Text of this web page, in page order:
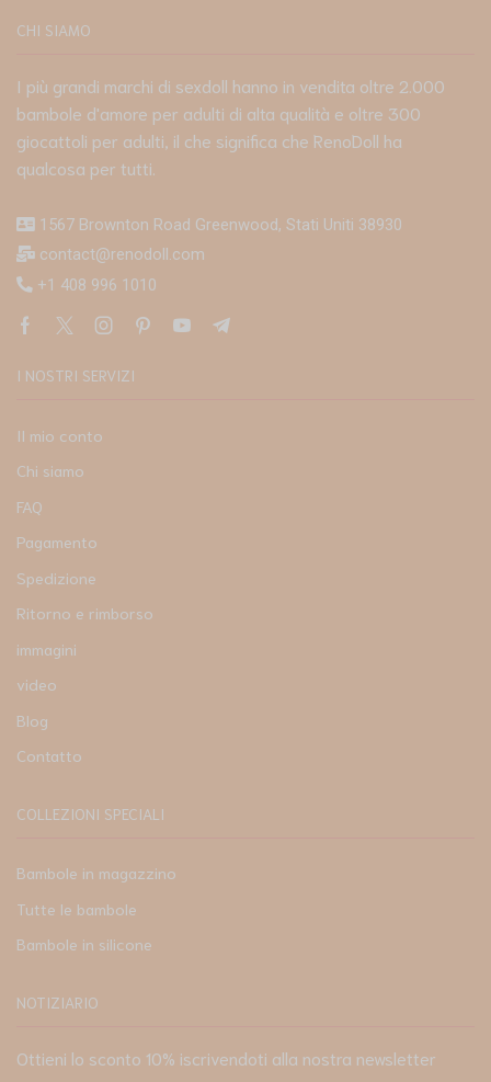
CHI SIAMO
I più grandi marchi di sexdoll hanno in vendita oltre 2.000
bambole d'amore per adulti di alta qualità e oltre 300
giocattoli per adulti, il che significa che RenoDoll ha
qualcosa per tutti.
1567 Brownton Road Greenwood, Stati Uniti 38930
contact@renodoll.com
+1 408 996 1010
I NOSTRI SERVIZI
Il mio conto
Chi siamo
FAQ
Pagamento
Spedizione
Ritorno e rimborso
immagini
video
Blog
Contatto
COLLEZIONI SPECIALI
Bambole in magazzino
Tutte le bambole
Bambole in silicone
NOTIZIARIO
Ottieni lo sconto 10% iscrivendoti alla nostra newsletter